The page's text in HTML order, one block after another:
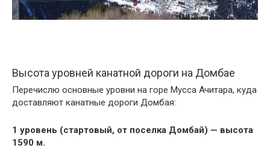
Высота уровней канатной дороги на Домбае
Перечислю основные уровни на горе Мусса Ачитара, куда
доставляют канатные дороги Домбая:
1 уровень (стартовый, от поселка Домбай) — высота
1590 м.